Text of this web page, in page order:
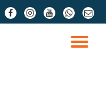
fa-
facebook
fa-
instagram
fa-
youtube
fa-
whatsapp
fa-
o